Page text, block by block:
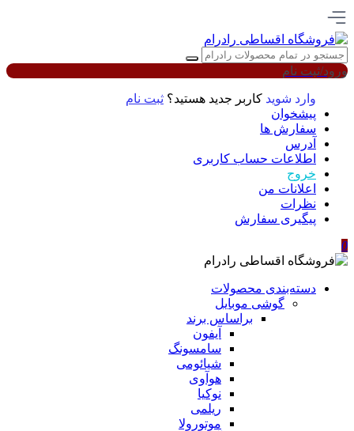
ورود/ثبت نام
وارد شوید کاربر جدید هستید؟ ثبت نام
پیشخوان
سفارش ها
آدرس
اطلاعات حساب كاربری
خروج
اعلانات من
نظرات
پیگیری سفارش
0
دسته‌بندی محصولات
گوشی موبایل
براساس برند
آیفون
سامسونگ
شیائومی
هوآوی
نوکیا
ریلمی
موتورولا